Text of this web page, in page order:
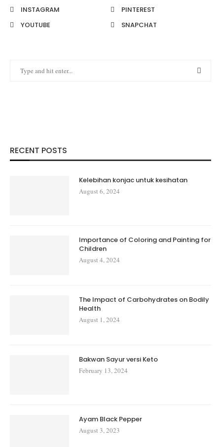
INSTAGRAM
PINTEREST
YOUTUBE
SNAPCHAT
RECENT POSTS
Kelebihan konjac untuk kesihatan
August 6, 2024
Importance of Coloring and Painting for
Children
August 4, 2024
The Impact of Carbohydrates on Bodily
Health
August 1, 2024
Bakwan Sayur versi Keto
February 13, 2024
Ayam Black Pepper
August 3, 2023